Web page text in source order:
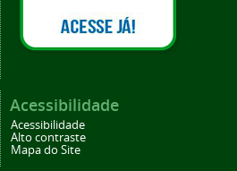
Acessibilidade
Acessibilidade
Alto contraste
Mapa do Site